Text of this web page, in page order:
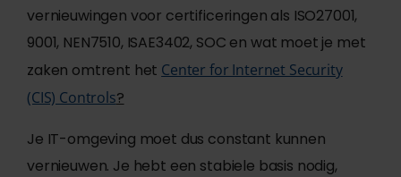
vernieuwingen voor certificeringen als ISO27001,
9001, NEN7510, ISAE3402, SOC en wat moet je met
zaken omtrent het Center for Internet Security
(CIS) Controls?
Je IT-omgeving moet dus constant kunnen
vernieuwen. Je hebt een stabiele basis nodig,